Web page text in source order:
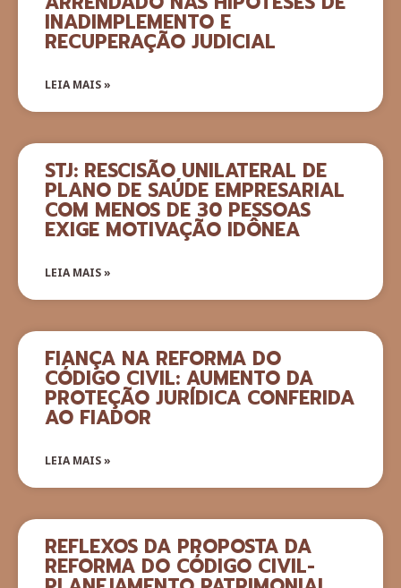
INADIMPLEMENTO E
RECUPERAÇÃO JUDICIAL
LEIA MAIS »
STJ: RESCISÃO UNILATERAL DE
PLANO DE SAÚDE EMPRESARIAL
COM MENOS DE 30 PESSOAS
EXIGE MOTIVAÇÃO IDÔNEA
LEIA MAIS »
FIANÇA NA REFORMA DO
CÓDIGO CIVIL: AUMENTO DA
PROTEÇÃO JURÍDICA CONFERIDA
AO FIADOR
LEIA MAIS »
REFLEXOS DA PROPOSTA DA
REFORMA DO CÓDIGO CIVIL-